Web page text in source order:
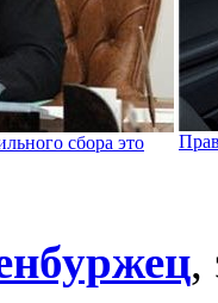
сбора это
,